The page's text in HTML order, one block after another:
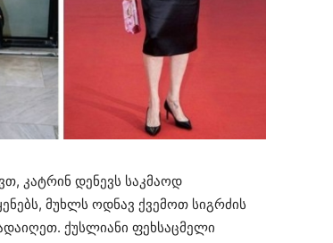
კატრინ დენევს საკმაოდ
მუხლს ოდნავ ქვემოთ სიგრძის
ქუსლიანი ფეხსაცმელი